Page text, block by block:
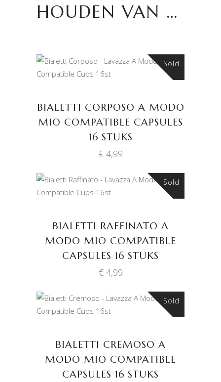
HOUDEN VAN …
Sold
LEES VERDER
BIALETTI CORPOSO A MODO
MIO COMPATIBLE CAPSULES
16 STUKS
€4,99
Sold
LEES VERDER
BIALETTI RAFFINATO A
MODO MIO COMPATIBLE
CAPSULES 16 STUKS
€4,99
Sold
LEES VERDER
BIALETTI CREMOSO A
MODO MIO COMPATIBLE
CAPSULES 16 STUKS